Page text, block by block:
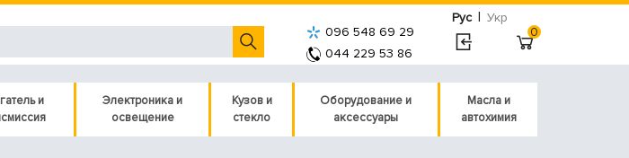
Рус | Укр
096 548 69 29
044 229 53 86
0
и
Электроника и
освещение
Кузов и
стекло
Оборудование и
аксессуары
Масла и
автохимия